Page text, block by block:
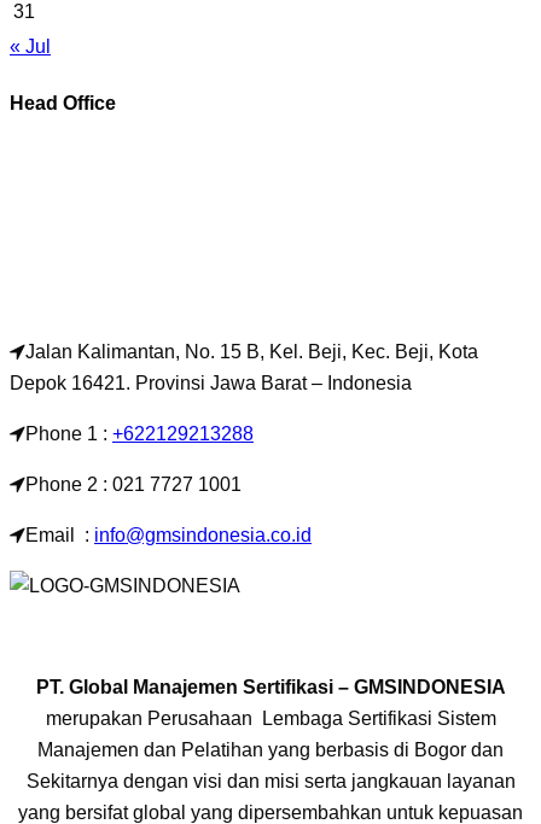
31
« Jul
Head Office
Jalan Kalimantan, No. 15 B, Kel. Beji, Kec. Beji, Kota
Depok 16421. Provinsi Jawa Barat – Indonesia
Phone 1 : +622129213288
Phone 2 : 021 7727 1001
Email : info@gmsindonesia.co.id
PT. Global Manajemen Sertifikasi – GMSINDONESIA
merupakan Perusahaan Lembaga Sertifikasi Sistem
Manajemen dan Pelatihan yang berbasis di Bogor dan
Sekitarnya dengan visi dan misi serta jangkauan layanan
yang bersifat global yang dipersembahkan untuk kepuasan